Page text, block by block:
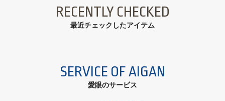
RECENTLY CHECKED
最近チェックしたアイテム
SERVICE OF AIGAN
愛眼のサービス